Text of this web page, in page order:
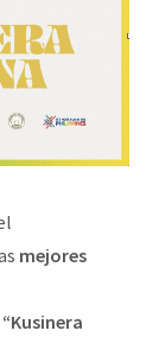
mejores
“Kusinera